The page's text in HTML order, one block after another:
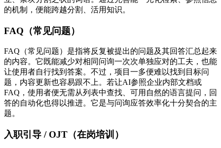
的机制，便能跨越分割、活用知识。
FAQ（常见问题）
FAQ（常见问题）是指将反复被提出的问题及其回答汇总起来
的内容。它既能减少对相同问询一次次单独应对的工夫，也能
让使用者自行找到答案。不过，项目一多便难以找到目标问
题，内容更新也容易跟不上。若让AI参照企业内部文档或
FAQ，使用者便无需从列表中查找、可用自然的语言提问，回
答的自动化也得以推进。它是与问询应答效率化十分契合的主
题。
入职引导 / OJT（在岗培训）